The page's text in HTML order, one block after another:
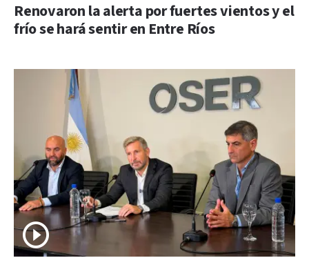
Renovaron la alerta por fuertes vientos y el
frío se hará sentir en Entre Ríos